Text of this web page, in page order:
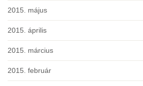
2015. május
2015. április
2015. március
2015. február